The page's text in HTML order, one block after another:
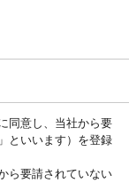
同意し、当社から要
といいます）を登録
ら要請されていない